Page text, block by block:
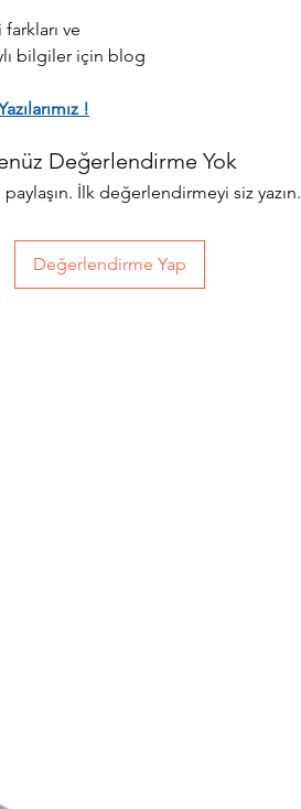
ve
bilgiler için blog
!
Değerlendirme Yok
İlk değerlendirmeyi siz yazın.
Değerlendirme Yap